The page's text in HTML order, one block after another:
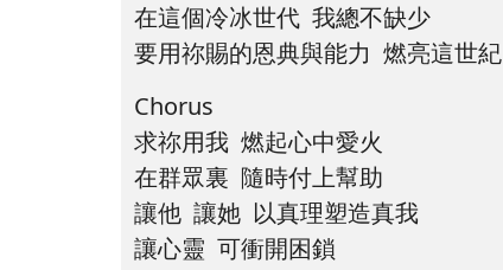
在這個冷冰世代 我總不缺少
要用祢賜的恩典與能力 燃亮這世紀
Chorus
求祢用我 燃起心中愛火
在群眾裏 隨時付上幫助
讓他 讓她 以真理塑造真我
讓心靈 可衝開困鎖